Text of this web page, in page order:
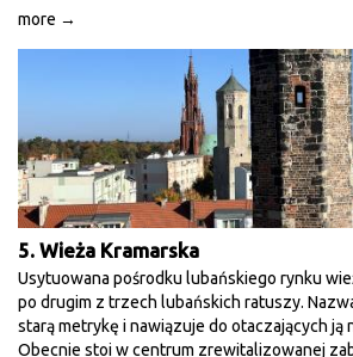
more →
5. Wieża Kramarska
Usytuowana pośrodku lubańskiego rynku
po drugim z trzech lubańskich ratuszy.
starą metrykę i nawiązuje do otaczających ją
Obecnie stoi w centrum zrewitalizowanej